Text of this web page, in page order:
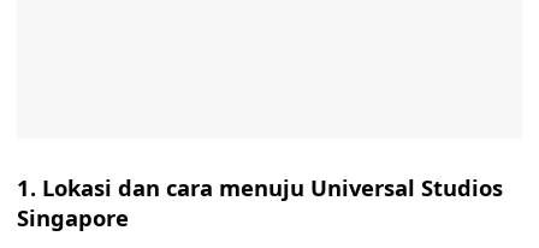
1. Lokasi dan cara menuju Universal Studios
Singapore